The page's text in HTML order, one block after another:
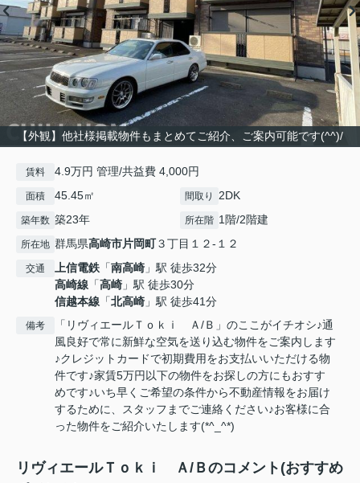
【外観】他社様掲載物件もまとめてご紹介、ご案内可能です(^^)/
賃料 4.9万円 管理/共益費 4,000円
面積 45.45㎡ 間取り 2DK
築年数 築23年 所在階 1階/2階建
所在地 群馬県高崎市片岡町３丁目１２-１２
交通 上信電鉄 「南高崎 」駅 徒歩32分
高崎線 「高崎 」駅 徒歩30分
信越本線 「北高崎 」駅 徒歩41分
備考
「リヴィエールＴｏｋｉ Ａ/Ｂ」のここがイチオシ♪通
風良好で常に新鮮な空気を送り込む物件をご案内します
♪クレジットカードで初期費用をお支払いいただける物
件です♪家賃5万円以下の物件をお探しの方にもおすす
めです♪いち早くご希望の条件から不動産情報をお届け
するために、スタッフまでご連絡ください♪お客様に合
った物件をご紹介いたします(*^_^*)
リヴィエールＴｏｋｉ Ａ/Ｂのコメント(おすすめ